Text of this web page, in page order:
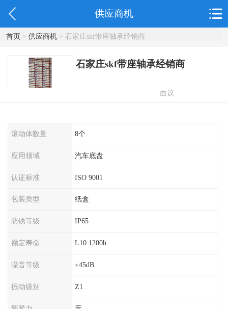
供应商机
首页> 供应商机> 石家庄skf带座轴承经销商
石家庄skf带座轴承经销商
面议
滚动体数量 8个
应用领域 汽车底盘
认证标准 ISO 9001
包装类型 纸盒
防锈等级 IP65
额定寿命 L10 1200h
噪音等级 ≤45dB
振动级别 Z1